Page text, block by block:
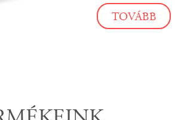
TOVÁBB
TOVÁBB
TOVÁBB